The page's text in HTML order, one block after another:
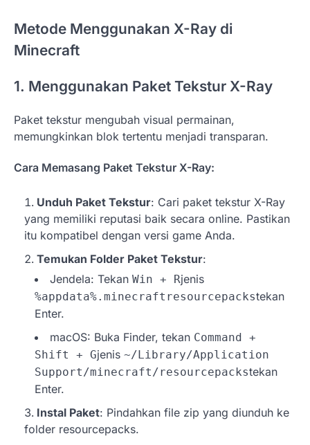
Metode Menggunakan X-Ray di
Minecraft
1. Menggunakan Paket Tekstur X-Ray
Paket tekstur mengubah visual permainan,
memungkinkan blok tertentu menjadi transparan.
Cara Memasang Paket Tekstur X-Ray:
Unduh Paket Tekstur: Cari paket tekstur X-Ray
yang memiliki reputasi baik secara online. Pastikan
itu kompatibel dengan versi game Anda.
Temukan Folder Paket Tekstur:
Jendela: Tekan Win + Rjenis
%appdata%.minecraftresourcepackstekan
Enter.
macOS: Buka Finder, tekan Command +
Shift + Gjenis ~/Library/Application
Support/minecraft/resourcepackstekan
Enter.
Instal Paket: Pindahkan file zip yang diunduh ke
folder resourcepacks.